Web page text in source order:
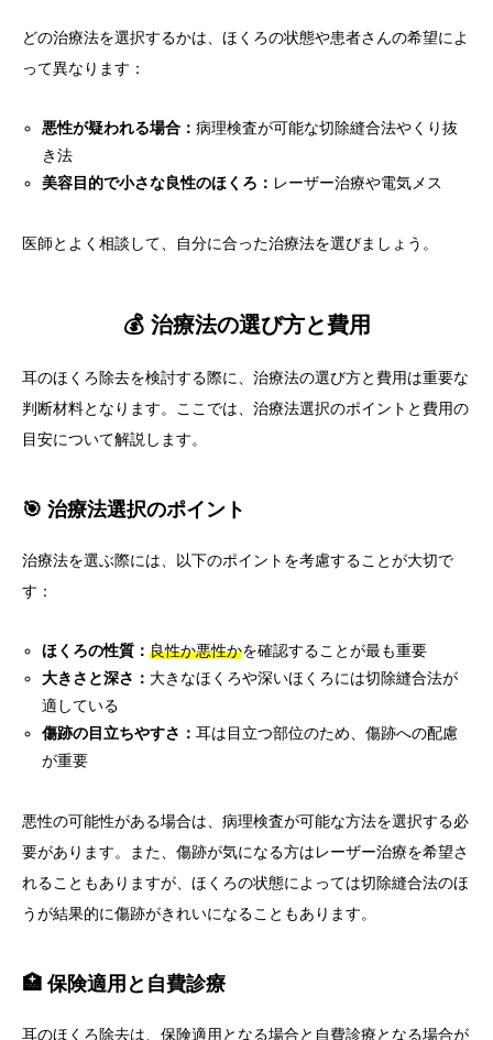
どの治療法を選択するかは、ほくろの状態や患者さんの希望によ
って異なります：
悪性が疑われる場合：病理検査が可能な切除縫合法やくり抜
き法
美容目的で小さな良性のほくろ： レーザー治療や電気メス
医師とよく相談して、自分に合った治療法を選びましょう。
💰 治療法の選び方と費用
耳のほくろ除去を検討する際に、治療法の選び方と費用は重要な
判断材料となります。ここでは、治療法選択のポイントと費用の
目安について解説します。
🎯 治療法選択のポイント
治療法を選ぶ際には、以下のポイントを考慮することが大切で
す：
ほくろの性質：良性か悪性かを確認することが最も重要
大きさと深さ： 大きなほくろや深いほくろには切除縫合法が
適している
傷跡の目立ちやすさ：耳は目立つ部位のため、傷跡への配慮
が重要
悪性の可能性がある場合は、病理検査が可能な方法を選択する必
要があります。また、傷跡が気になる方はレーザー治療を希望さ
れることもありますが、ほくろの状態によっては切除縫合法のほ
うが結果的に傷跡がきれいになることもあります。
🏥 保険適用と自費診療
耳のほくろ除去は、保険適用となる場合と自費診療となる場合が